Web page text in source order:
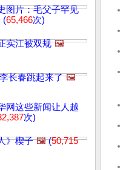
图片：毛父子罕见
(65,466次)
实江被双规 🖼️
长春跳起来了 🖼️
网这些新闻让人越
次)
》楔子 🖼️(50,715